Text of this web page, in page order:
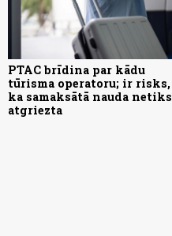
PTAC brīdina par kādu
tūrisma operatoru; ir risks,
ka samaksātā nauda netiks
atgriezta